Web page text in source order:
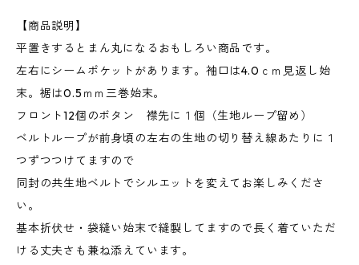
【商品説明】
平置きするとまん丸になるおもしろい商品です。
左右にシームポケットがあります。袖口は4.0ｃｍ見返し始
末。裾は0.5ｍｍ三巻始末。
フロント12個のボタン 襟先に１個（生地ループ留め）
ベルトループが前身頃の左右の生地の切り替え線あたりに１
つずつつけてますので
同封の共生地ベルトでシルエットを変えてお楽しみくださ
い。
基本折伏せ・袋縫い始末で縫製してますので長く着ていただ
ける丈夫さも兼ね添えています。